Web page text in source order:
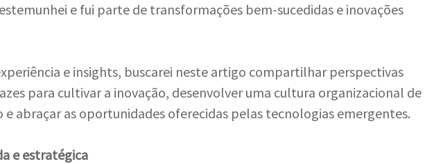
e fui parte de transformações bem-sucedidas e inovações
e insights, buscarei neste artigo compartilhar perspectivas
para cultivar a inovação, desenvolver uma cultura organizacional de
abraçar as oportunidades oferecidas pelas tecnologias emergentes.
e estratégica